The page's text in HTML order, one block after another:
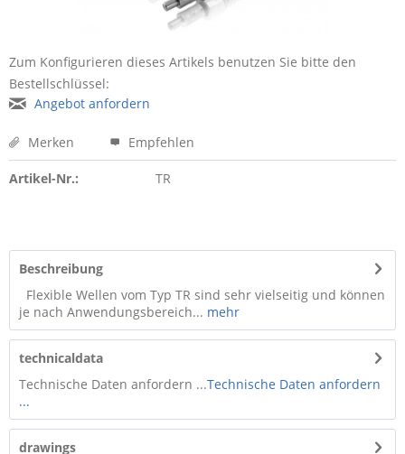
Zum Konfigurieren dieses Artikels benutzen Sie bitte den
Bestellschlüssel:
Angebot anfordern
Merken Empfehlen
Artikel-Nr.: TR
Beschreibung
Flexible Wellen vom Typ TR sind sehr vielseitig und können
je nach Anwendungsbereich... mehr
technicaldata
Technische Daten anfordern ...Technische Daten anfordern
...
drawings